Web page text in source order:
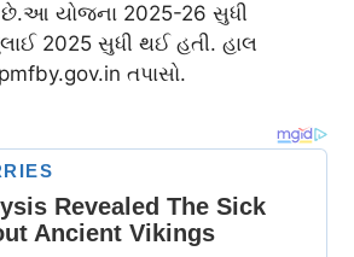
યોજના 2025-26 સુધી
2025 સુધી થઈ હતી. હાલ
તપાસો.